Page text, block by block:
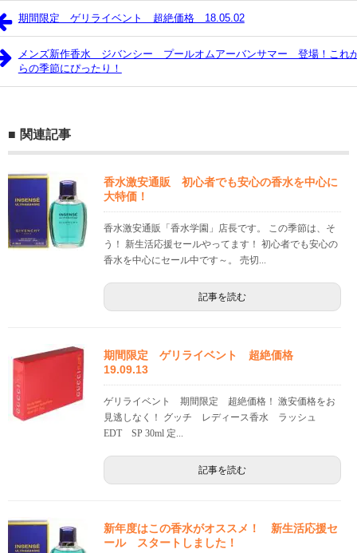
期間限定 ゲリライベント 超絶価格 18.05.02
メンズ新作香水 ジバンシー プールオムアーバンサマー 登場！これ
らの季節にぴったり！
関連記事
香水激安通販 初心者でも安心の香水を中心に
大特価！
香水激安通販「香水学園」店長です。 この季節は、そ
う！ 新生活応援セールやってます！ 初心者でも安心の
香水を中心にセール中です～。 売切...
記事を読む
期間限定 ゲリライベント 超絶価格
19.09.13
ゲリライベント 期間限定 超絶価格！ 激安価格をお
見逃しなく！ グッチ レディース香水 ラッシュ
EDT SP 30ml 定...
記事を読む
新年度はこの香水がオススメ！ 新生活応援セ
ール スタートしました！